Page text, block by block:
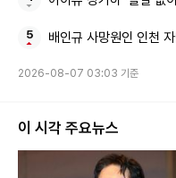
배인규 사망원인 인천
2026-08-07 03:03 기준
이 시각 주요뉴스